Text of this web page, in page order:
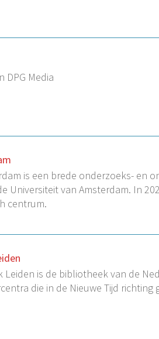
DPG Media
is een brede onderzoeks- en
Universiteit van Amsterdam. In
centrum.
Leiden is de bibliotheek van de
die in de Nieuwe Tijd